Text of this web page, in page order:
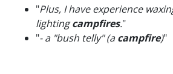
"Plus, I have experience
lightingcampfires."
"- a "bush telly" (acampfire)"